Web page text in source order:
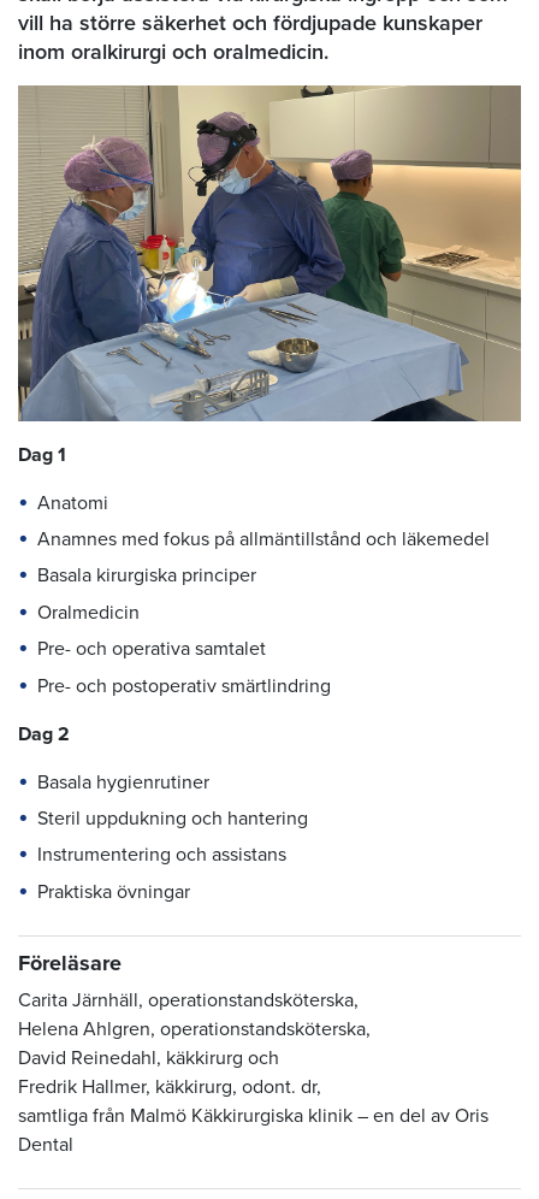
vill ha större säkerhet och fördjupade kunskaper
inom oralkirurgi och oralmedicin.
Dag 1
Anatomi
Anamnes med fokus på allmäntillstånd och läkemedel
Basala kirurgiska principer
Oralmedicin
Pre- och operativa samtalet
Pre- och postoperativ smärtlindring
Dag 2
Basala hygienrutiner
Steril uppdukning och hantering
Instrumentering och assistans
Praktiska övningar
Föreläsare
Carita Järnhäll, operationstandsköterska,
Helena Ahlgren, operationstandsköterska,
David Reinedahl, käkkirurg och
Fredrik Hallmer, käkkirurg, odont. dr,
samtliga från Malmö Käkkirurgiska klinik – en del av Oris
Dental